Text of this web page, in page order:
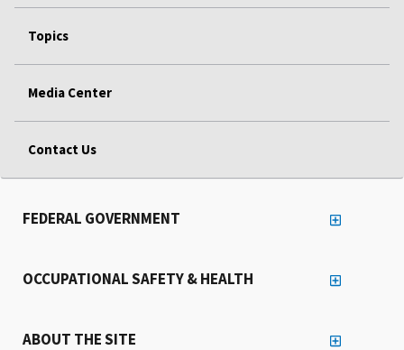
Topics
Media Center
Contact Us
FEDERAL GOVERNMENT
OCCUPATIONAL SAFETY & HEALTH
ABOUT THE SITE